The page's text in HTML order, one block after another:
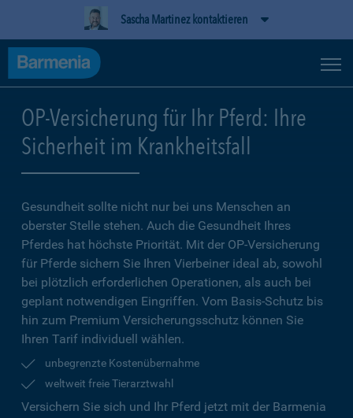
Sascha Martinez kontaktieren
OP-Versicherung für Ihr Pferd: Ihre
Sicherheit im Krankheitsfall
Gesundheit sollte nicht nur bei uns Menschen an
oberster Stelle stehen. Auch die Gesundheit Ihres
Pferdes hat höchste Priorität. Mit der OP-Versicherung
für Pferde sichern Sie Ihren Vierbeiner ideal ab, sowohl
bei plötzlich erforderlichen Operationen, als auch bei
geplant notwendigen Eingriffen. Vom Basis-Schutz bis
hin zum Premium Versicherungsschutz können Sie
Ihren Tarif individuell wählen.
unbegrenzte Kostenübernahme
weltweit freie Tierarztwahl
Versichern Sie sich und Ihr Pferd jetzt mit der Barmenia